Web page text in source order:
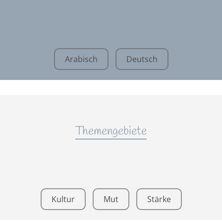
Arabisch Deutsch
Themengebiete
Kultur Mut Stärke